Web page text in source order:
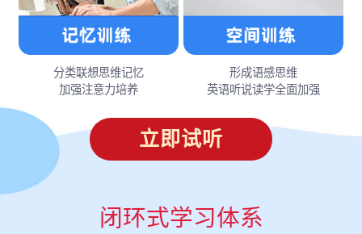
分类联想思维记忆
加强注意力培养
形成语感思维
英语听说读学全面加强
立即试听
闭环式学习体系